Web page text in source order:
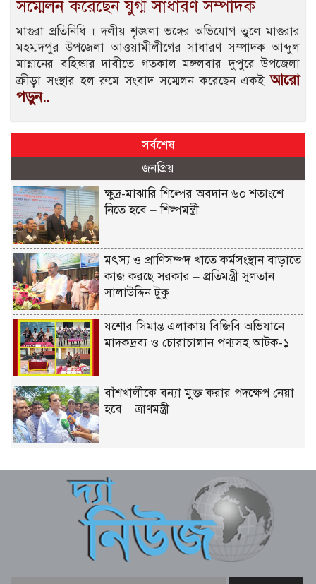
সম্মেলন করেছেন যুগ্ম সাধারণ সম্পাদক
মাগুরা প্রতিনিধি ॥ দলীয় শৃঙ্খলা ভঙ্গের অভিযোগ তুলে মাগুরার
মহম্মদপুর উপজেলা আওয়ামীলীগের সাধারণ সম্পাদক আব্দুল
মান্নানের বহিস্কার দাবীতে গতকাল মঙ্গলবার দুপুরে উপজেলা
ক্রীড়া সংস্থার হল রুমে সংবাদ সম্মেলন করেছেন একইআরো
পড়ুন..
সর্বশেষ
জনপ্রিয়
ক্ষুদ্র-মাঝারি শিল্পের অবদান ৬০ শতাংশে
নিতে হবে – শিল্পমন্ত্রী
মৎস্য ও প্রাণিসম্পদ খাতে কর্মসংস্থান বাড়াতে
কাজ করছে সরকার – প্রতিমন্ত্রী সুলতান
সালাউদ্দিন টুকু
যশোর সিমান্ত এলাকায় বিজিবি অভিযানে
মাদকদ্রব্য ও চোরাচালান পণ্যসহ আটক-১
বাঁশখালীকে বন্যা মুক্ত করার পদক্ষেপ নেয়া
হবে – ত্রাণমন্ত্রী
বাতিলের উদ্যোগ – মৎস্য ও প্রাণিসম্পদ এবং
তরুণদের নেতৃত্বেই টেকসই হবে প্রযুক্তিনির্ভর
উন্নয়ন – তথ্যপ্রযুক্তি মন্ত্রী